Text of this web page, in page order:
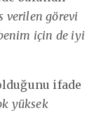
verilen görevi
için de iyi
ifade
yüksek